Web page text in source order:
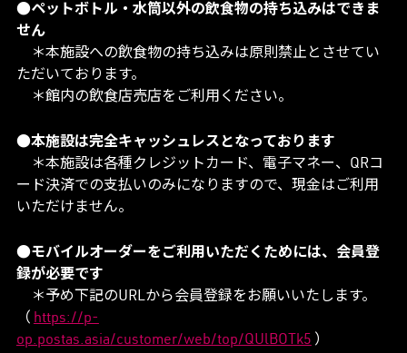
●ペットボトル・水筒以外の飲食物の持ち込みはできま
せん
＊本施設への飲食物の持ち込みは原則禁止とさせてい
ただいております。
＊館内の飲食店売店をご利用ください。
●本施設は完全キャッシュレスとなっております
＊本施設は各種クレジットカード、電子マネー、QRコ
ード決済での支払いのみになりますので、現金はご利用
いただけません。
●モバイルオーダーをご利用いただくためには、会員登
録が必要です
＊予め下記のURLから会員登録をお願いいたします。
（ https://p-
op.postas.asia/customer/web/top/QUlBOTk5 ）